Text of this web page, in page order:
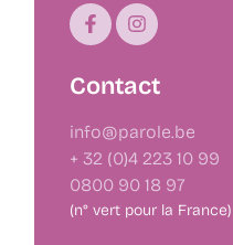
Contact
info@parole.be
+ 32 (0)4 223 10 99
0800 90 18 97
(n° vert pour la France)